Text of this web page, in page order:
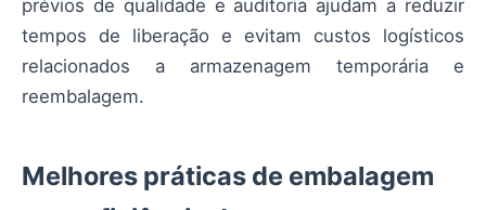
prévios de qualidade e auditoria ajudam a reduzir
tempos de liberação e evitam custos logísticos
relacionados a armazenagem temporária e
reembalagem.
Melhores práticas de embalagem